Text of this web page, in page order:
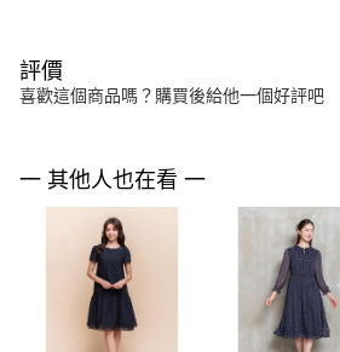
評價
喜歡這個商品嗎？購買後給他一個好評吧
一 其他人也在看 一